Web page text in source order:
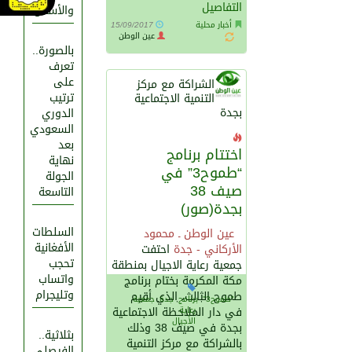
والأسنان
بالصورة..
تعرف
على
ترتيب
الدوري
السعودي
بعد
نهاية
الجولة
التاسعة
السلطات
الأفغانية
تحجب
واتساب
وتليجرام
بثلاثية..
التفاصيل
أخبار محلية 15/09/2017
عين الوطن
الشراكة مع مركز
التنمية الاجتماعية
بجدة
اختتام برنامج
“طموح3” في
صيف 38
بجدة(صور)
عين الوطن ـ محمود
الأركاني - جدة احتفت
جمعية رعاية الاجيال بمنطقة
مكة المكرمة بختام برنامج
طموح الثالث، الذي أقيم
في دار الملاحظة الاجتماعية
بجدة في صيف 38 وذلك
بالشراكة مع مركز التنمية
"طموح3" ,برنامج,جدة,جمعية
رعاية
الأجيال